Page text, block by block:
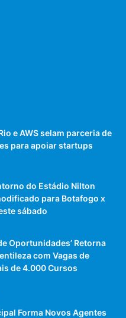
e AWS selam parceria de
para apoiar startups
do Estádio Nilton
para Botafogo x
sábado
Oportunidades’ Retorna
com Vagas de
de 4.000 Cursos
Forma Novos Agentes